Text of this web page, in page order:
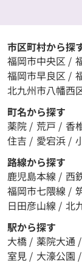
市区町村から探
福岡市中央区 /
福岡市早良区 /
北九州市八幡西
町名から探す
薬院 / 荒戸 / 香
住吉 / 愛宕浜 /
路線から探す
鹿児島本線 / 西
福岡市七隈線 /
日田彦山線 / 北
駅から探す
大橋 / 薬院大通 /
室見 / 大濠公園 /